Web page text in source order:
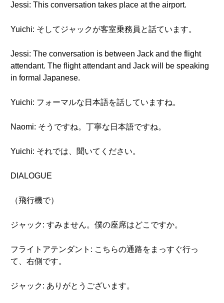
Jessi: This conversation takes place at the airport.
Yuichi: そしてジャックが客室乗務員と話ています。
Jessi: The conversation is between Jack and the flight
attendant. The flight attendant and Jack will be speaking
in formal Japanese.
Yuichi: フォーマルな日本語を話していますね。
Naomi: そうですね。丁寧な日本語ですね。
Yuichi: それでは、聞いてください。
DIALOGUE
（飛行機で）
ジャック: すみません。僕の座席はどこですか。
フライトアテンダント: こちらの通路をまっすぐ行っ
て、右側です。
ジャック: ありがとうございます。